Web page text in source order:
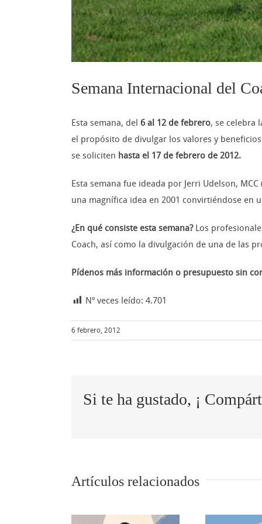
Semana Internacional del
Esta semana, del 6 al 12 de febrero, se celebra
el propósito de divulgar los valores y
se soliciten hasta el 17 de febrero de 2012.
Esta semana fue ideada por Jerri Udelson, MCC
una magnífica idea en 2001 convirtiéndose en
¿En qué consiste esta semana?Los
Coach, así como la divulgación de una de las
Pídenos más información o presupuesto sin
Nº veces leído: 4.701
6 febrero, 2012
Si te ha gustado, ¡
Artículos relacionados